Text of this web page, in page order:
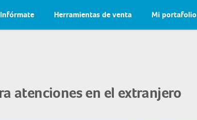
Infórmate Herramientas de venta Mi portafolio
atenciones en el extranjero